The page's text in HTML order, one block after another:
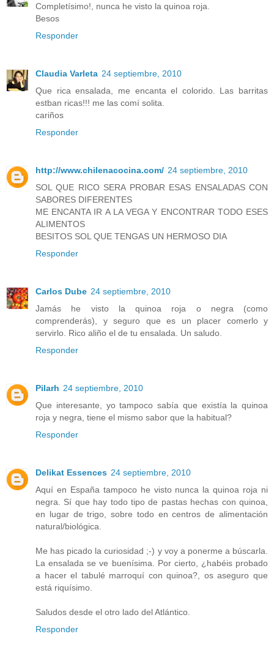
Completísimo!, nunca he visto la quinoa roja.
Besos
Responder
Claudia Varleta 24 septiembre, 2010
Que rica ensalada, me encanta el colorido. Las barritas
estban ricas!!! me las comí solita.
cariños
Responder
http://www.chilenacocina.com/ 24 septiembre, 2010
SOL QUE RICO SERA PROBAR ESAS ENSALADAS CON
SABORES DIFERENTES
ME ENCANTA IR A LA VEGA Y ENCONTRAR TODO ESES
ALIMENTOS
BESITOS SOL QUE TENGAS UN HERMOSO DIA
Responder
Carlos Dube 24 septiembre, 2010
Jamás he visto la quinoa roja o negra (como
comprenderás), y seguro que es un placer comerlo y
servirlo. Rico aliño el de tu ensalada. Un saludo.
Responder
Pilarh 24 septiembre, 2010
Que interesante, yo tampoco sabía que existía la quinoa
roja y negra, tiene el mismo sabor que la habitual?
Responder
Delikat Essences 24 septiembre, 2010
Aquí en España tampoco he visto nunca la quinoa roja ni
negra. Sí que hay todo tipo de pastas hechas con quinoa,
en lugar de trigo, sobre todo en centros de alimentación
natural/biológica.
Me has picado la curiosidad ;-) y voy a ponerme a búscarla.
La ensalada se ve buenísima. Por cierto, ¿habéis probado
a hacer el tabulé marroquí con quinoa?, os aseguro que
está riquísimo.
Saludos desde el otro lado del Atlántico.
Responder